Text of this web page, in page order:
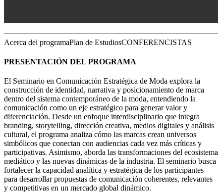
Acerca del programaPlan de EstudiosCONFERENCISTAS
PRESENTACIÓN DEL PROGRAMA
El Seminario en Comunicación Estratégica de Moda explora la
construcción de identidad, narrativa y posicionamiento de marca
dentro del sistema contemporáneo de la moda, entendiendo la
comunicación como un eje estratégico para generar valor y
diferenciación. Desde un enfoque interdisciplinario que integra
branding, storytelling, dirección creativa, medios digitales y análisis
cultural, el programa analiza cómo las marcas crean universos
simbólicos que conectan con audiencias cada vez más críticas y
participativas. Asimismo, aborda las transformaciones del ecosistema
mediático y las nuevas dinámicas de la industria. El seminario busca
fortalecer la capacidad analítica y estratégica de los participantes
para desarrollar propuestas de comunicación coherentes, relevantes
y competitivas en un mercado global dinámico.